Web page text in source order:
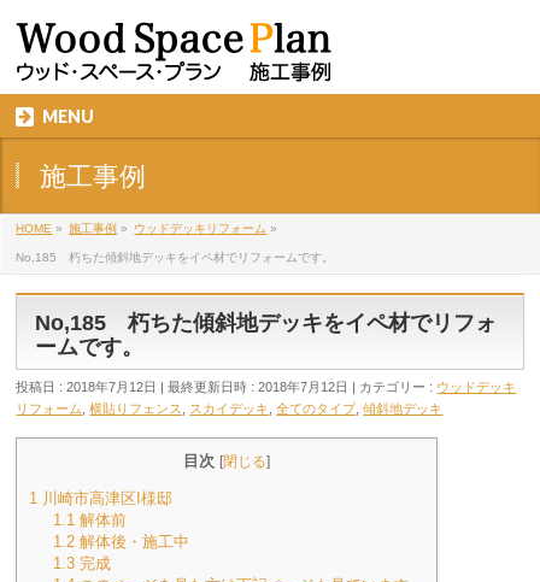
MENU
施工事例
HOME » 施工事例 » ウッドデッキリフォーム »
No,185 朽ちた傾斜地デッキをイペ材でリフォームです。
No,185 朽ちた傾斜地デッキをイペ材でリフォ
ームです。
投稿日 : 2018年7月12日 最終更新日時 : 2018年7月12日 カテゴリー : ウッドデッキ
リフォーム ,横貼りフェンス スカイデッキ ,全てのタイプ,傾斜地デッキ
目次 [閉じる]
1 川崎市高津区I様邸
1.1 解体前
1.2 解体後・施工中
1.3 完成